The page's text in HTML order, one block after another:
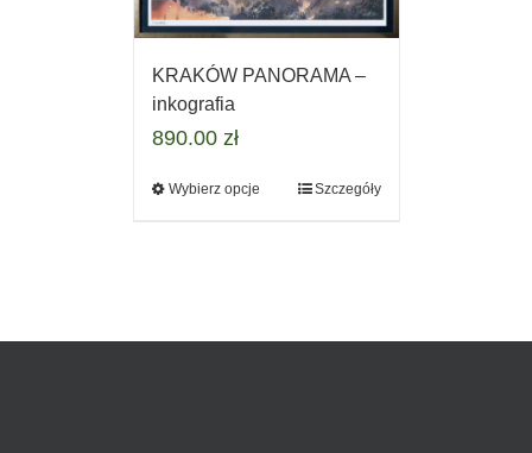
KRAKÓW PANORAMA –
inkografia
890.00 zł
Wybierz opcje Szczegóły